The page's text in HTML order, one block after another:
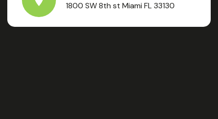
1800 SW 8th st Miami FL 33130